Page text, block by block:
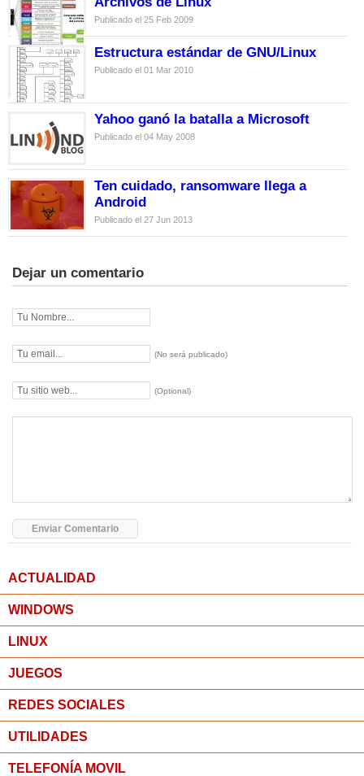
Publicado el 25 Feb 2009
Estructura estándar de GNU/Linux
Publicado el 01 Mar 2010
Yahoo ganó la batalla a Microsoft
Publicado el 04 May 2008
Ten cuidado, ransomware llega a
Android
Publicado el 27 Jun 2013
Dejar un comentario
(No será publicado)
(Optional)
ACTUALIDAD
WINDOWS
LINUX
JUEGOS
REDES SOCIALES
UTILIDADES
TELEFONÍA MOVIL